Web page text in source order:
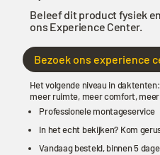
Beleef dit product fysiek
ons Experience Center.
Bezoek ons experience
Het volgende niveau in daktenten:
meer ruimte, meer comfort,
Professionele montageservice
In het echt bekijken? Kom
Vandaag besteld, binnen 5